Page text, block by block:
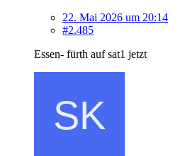
22. Mai 2026 um 20:14
#2.485
Essen- fürth auf sat1 jetzt